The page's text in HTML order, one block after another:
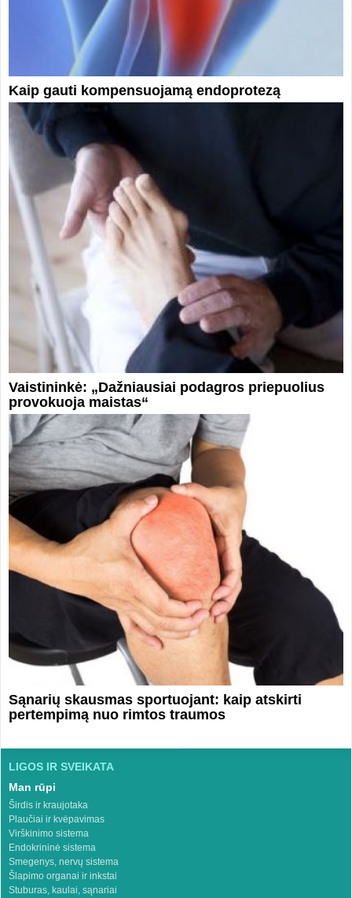
Kaip gauti kompensuojamą endoprotezą
Vaistininkė: „Dažniausiai podagros priepuolius
provokuoja maistas“
Sąnarių skausmas sportuojant: kaip atskirti
pertempimą nuo rimtos traumos
LIGOS IR SVEIKATA
Man rūpi
Širdis ir kraujotaka
Plaučiai ir kvėpavimas
Virškinimo sistema
Endokrininė sistema
Smegenys, nervų sistema
Šlapimo organai ir inkstai
Stuburas, kaulai, sąnariai